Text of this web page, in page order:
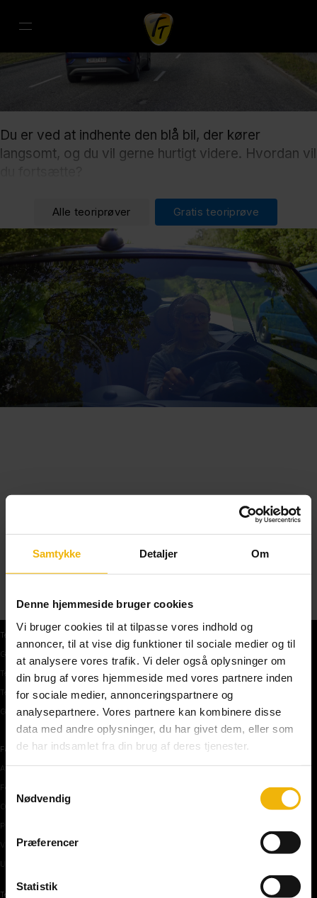
Samtykke Detaljer Om
Denne hjemmeside bruger cookies
Vi bruger cookies til at tilpasse vores indhold og
annoncer, til at vise dig funktioner til sociale medier og til
at analysere vores trafik. Vi deler også oplysninger om
din brug af vores hjemmeside med vores partnere inden
for sociale medier, annonceringspartnere og
analysepartnere. Vores partnere kan kombinere disse
data med andre oplysninger, du har givet dem, eller som
de har indsamlet fra din brug af deres tjenester.
Nødvendig
Præferencer
Statistik
Du er ved at indhente den blå bil, der kører
langsomt, og du vil gerne hurtigt videre. Hvordan vil
Alle teoriprøver Gratis teoriprøve
Teoriprøver
Gratis teoriprøve
Teoriprøver oversigt
Teoriprøver – pakker/priser
Generhvervelse af kørekort
Færdselstavler
Advarselstavler
Forbudstavler
Oplysningstavler
Påbudstavler
Vigepligtstavler
Undertavler
Teoriundervisning